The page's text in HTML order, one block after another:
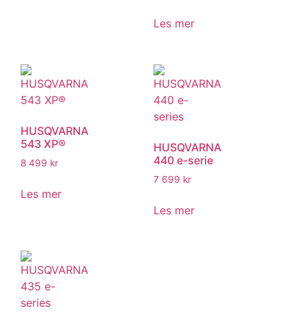
Les mer
HUSQVARNA
543 XP®
8 499 kr
Les mer
HUSQVARNA
440 e-serie
7 699 kr
Les mer